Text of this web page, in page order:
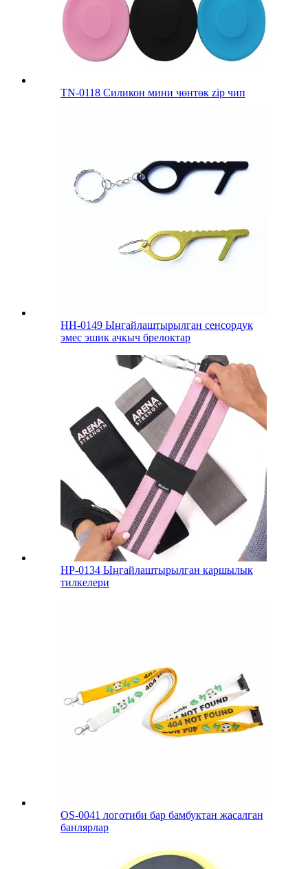
TN-0118 Силикон мини чөнтөк zip чип
HH-0149 Ыңгайлаштырылган сенсордук
эмес эшик ачкыч брелоктар
HP-0134 Ыңгайлаштырылган каршылык
тилкелери
OS-0041 логотиби бар бамбуктан жасалган
банлярлар